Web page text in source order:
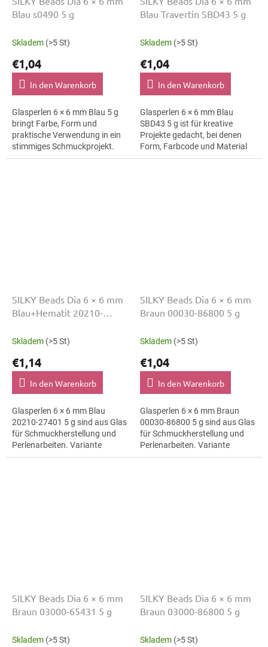
Blau s0490 5 g
Skladem (>5 St)
€1,04
In den Warenkorb
Glasperlen 6 × 6 mm Blau 5 g
bringt Farbe, Form und
praktische Verwendung in ein
stimmiges Schmuckprojekt.
Variante passt zu Glasperlen,
Blau Travertin SBD43 5 g
Skladem (>5 St)
€1,04
In den Warenkorb
Glasperlen 6 × 6 mm Blau
SBD43 5 g ist für kreative
Projekte gedacht, bei denen
Form, Farbcode und Material
klar erkennbar bleiben.
SILKY Beads Dia 6 × 6 mm
Blau+Hematit 20210-
Skladem (>5 St)
€1,14
In den Warenkorb
Glasperlen 6 × 6 mm Blau
20210-27401 5 g sind aus Glas
für Schmuckherstellung und
Perlenarbeiten. Variante
20210-27401 eignet sich für
SILKY Beads Dia 6 × 6 mm
Braun 00030-86800 5 g
Skladem (>5 St)
€1,04
In den Warenkorb
Glasperlen 6 × 6 mm Braun
00030-86800 5 g sind aus Glas
für Schmuckherstellung und
Perlenarbeiten. Variante
00030-86800 eignet sich für
SILKY Beads Dia 6 × 6 mm
Braun 03000-65431 5 g
Skladem (>5 St)
SILKY Beads Dia 6 × 6 mm
Braun 03000-86800 5 g
Skladem (>5 St)